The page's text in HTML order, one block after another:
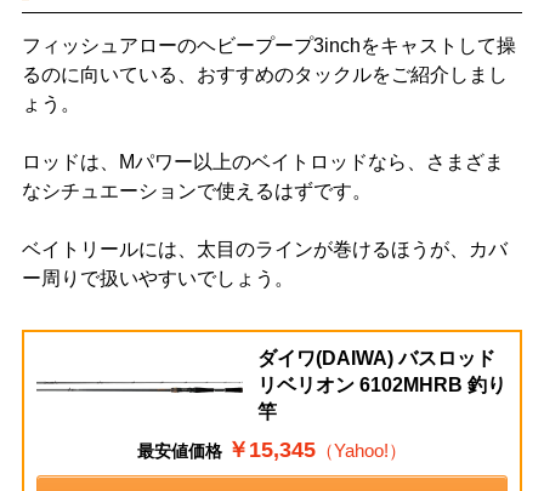
フィッシュアローのヘビープープ3inchをキャストして操
るのに向いている、おすすめのタックルをご紹介しまし
ょう。
ロッドは、Mパワー以上のベイトロッドなら、さまざま
なシチュエーションで使えるはずです。
ベイトリールには、太目のラインが巻けるほうが、カバ
ー周りで扱いやすいでしょう。
ダイワ(DAIWA) バスロッド
リベリオン 6102MHRB 釣り
竿
最安値価格 ￥15,345 （Yahoo!）